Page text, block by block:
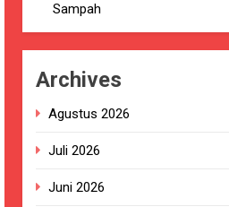
akan Kadaluarsa oleh Puskesmas
Sampah
Archives
Agustus 2026
Juli 2026
Juni 2026